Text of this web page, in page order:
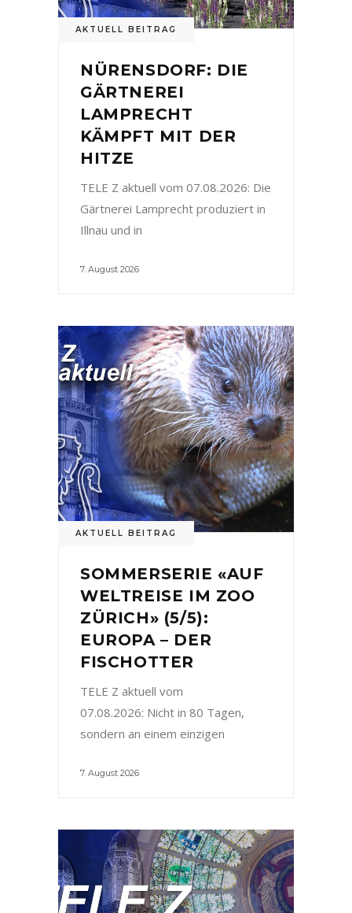
AKTUELL BEITRAG
NÜRENSDORF: DIE
GÄRTNEREI
LAMPRECHT
KÄMPFT MIT DER
HITZE
TELE Z aktuell vom 07.08.2026: Die
Gärtnerei Lamprecht produziert in
Illnau und in
7. August 2026
AKTUELL BEITRAG
SOMMERSERIE «AUF
WELTREISE IM ZOO
ZÜRICH» (5/5):
EUROPA – DER
FISCHOTTER
TELE Z aktuell vom
07.08.2026: Nicht in 80 Tagen,
sondern an einem einzigen
7. August 2026